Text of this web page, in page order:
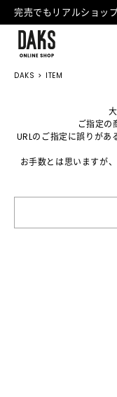
DAKS ITEM
ご指定の
URLのご指定に誤りが
お手数とは思いますが